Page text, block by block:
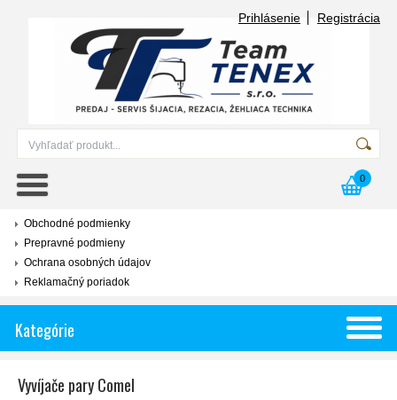
Prihlásenie Registrácia
0
Obchodné podmienky
Prepravné podmieny
Ochrana osobných údajov
Reklamačný poriadok
Kategórie
Vyvíjače pary Comel